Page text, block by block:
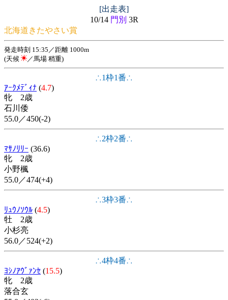
[出走表]
10/14 門別 3R
北海道きたやさい賞
発走時刻 15:35／距離 1000m
(天候
／馬場 稍重)
∴1枠1番∴
ｱｰｸﾒﾃﾞｨﾅ (4.7)
牝 2歳
石川倭
55.0／450(-2)
∴2枠2番∴
ﾏｻﾉﾘﾘｰ (36.6)
牝 2歳
小野楓
55.0／474(+4)
∴3枠3番∴
ﾘｭｳﾉｿｳﾙ (4.5)
牡 2歳
小杉亮
56.0／524(+2)
∴4枠4番∴
ﾖｼﾉｱｳﾞｧﾝｾ (15.5)
牝 2歳
落合玄